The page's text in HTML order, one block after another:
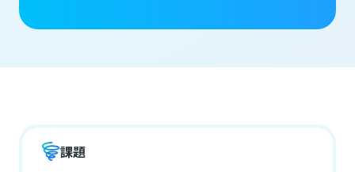
課題